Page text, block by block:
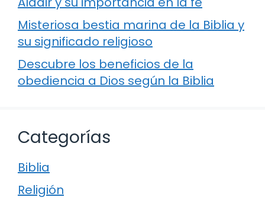
Misteriosa bestia marina de la Biblia y
su significado religioso
Descubre los beneficios de la
obediencia a Dios según la Biblia
Categorías
Biblia
Religión